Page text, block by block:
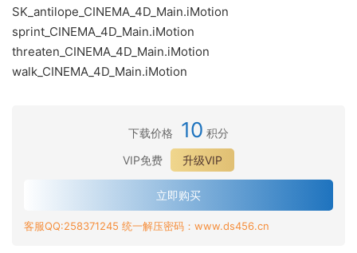
SK_antilope_CINEMA_4D_Main.iMotion
sprint_CINEMA_4D_Main.iMotion
threaten_CINEMA_4D_Main.iMotion
walk_CINEMA_4D_Main.iMotion
下载价格 10 积分
VIP免费
升级VIP
立即购买
客服QQ:258371245 统一解压密码：www.ds456.cn